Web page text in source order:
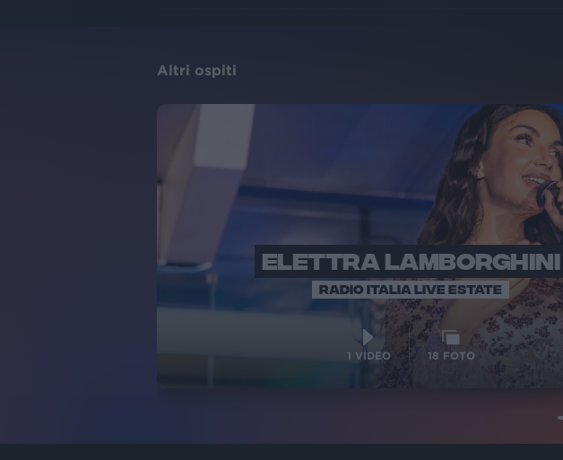
Altri ospiti
ELETTRA LAMBORGHINI
RADIO ITALIA LIVE ESTATE
1 VIDEO 18 FOTO